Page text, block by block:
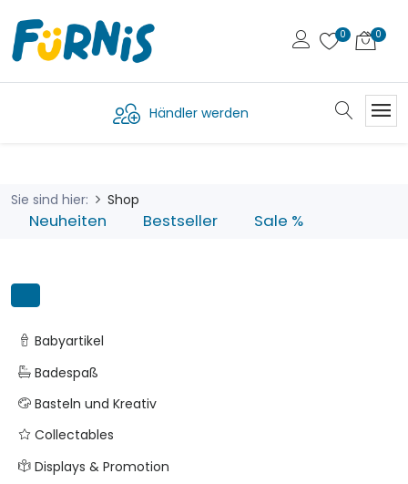
Händler werden
Sie sind hier: Shop
Neuheiten Bestseller Sale %
Babyartikel
Badespaß
Basteln und Kreativ
Collectables
Displays & Promotion